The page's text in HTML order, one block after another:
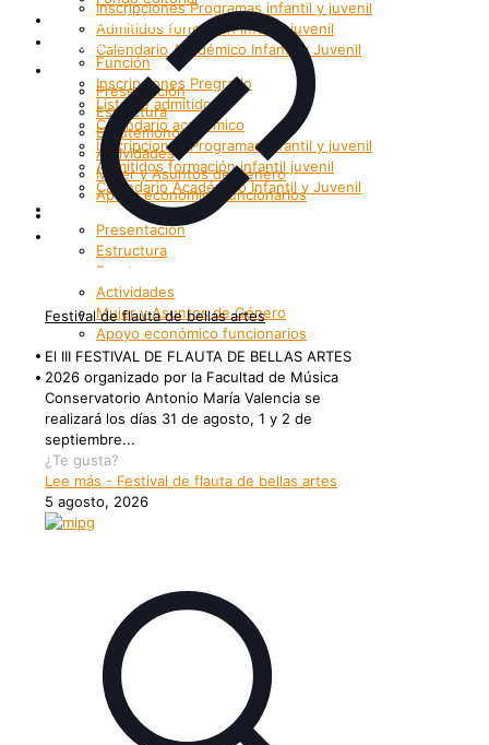
Inscripciones Programas infantil y juvenil
Admitidos formación infantil juvenil
Calendario Académico Infantil y Juvenil
Bienestar
Presentación
Estructura
Enrutemonos
Actividades
Mujer y Asuntos de Género
Apoyo económico funcionarios
Internacionalización
Patrimonio
Grupos Artísticos
Registro
Función
Inscripciones Pregrado
Lista de admitidos
Calendario académico
Inscripciones Programas infantil y juvenil
Admitidos formación infantil juvenil
Calendario Académico Infantil y Juvenil
Bienestar
Presentación
Estructura
Enrutemonos
Actividades
Mujer y Asuntos de Género
Apoyo económico funcionarios
Internacionalización
Patrimonio
Festival de flauta de bellas artes
El III FESTIVAL DE FLAUTA DE BELLAS ARTES
2026 organizado por la Facultad de Música
Conservatorio Antonio María Valencia se
realizará los días 31 de agosto, 1 y 2 de
septiembre...
¿Te gusta?
Lee más - Festival de flauta de bellas artes
5 agosto, 2026